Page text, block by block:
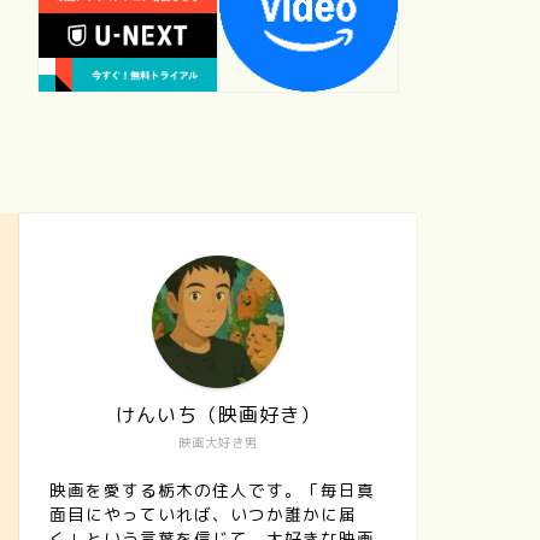
映画大好き男
けんいち（映画好き）
映画を愛する栃木の住人です。「毎日真
面目にやっていれば、いつか誰かに届